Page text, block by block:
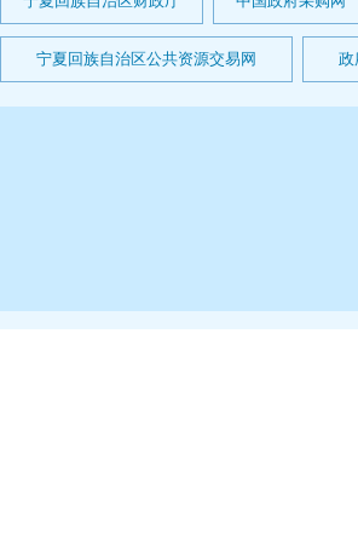
宁夏回族自治区公共资源交易网 政